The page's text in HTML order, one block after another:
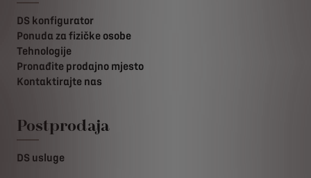
DS konfigurator
Ponuda za fizičke osobe
Tehnologije
Pronađite prodajno mjesto
Kontaktirajte nas
Postprodaja
DS usluge